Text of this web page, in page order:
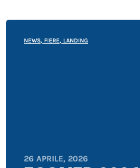
NEWS, FIERE, LANDING
26 APRILE, 2026